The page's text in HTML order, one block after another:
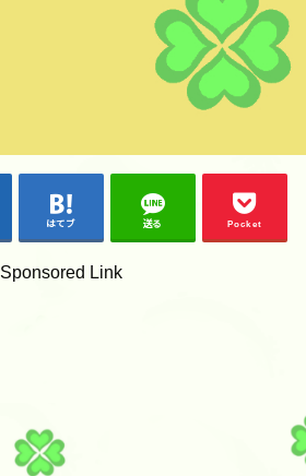
はてブ 送る Pocket
Sponsored Link